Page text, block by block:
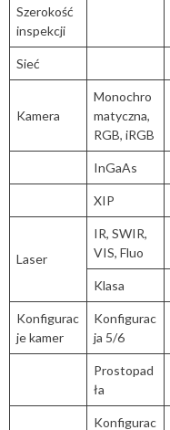
Szerokość
inspekcji
Sieć
Kamera
Monochro
matyczna,
RGB, iRGB
InGaAs
XIP
Laser
IR, SWIR,
VIS, Fluo
Klasa
Konfigurac
je kamer
Konfigurac
ja 5/6
Prostopad
ła
Konfigurac